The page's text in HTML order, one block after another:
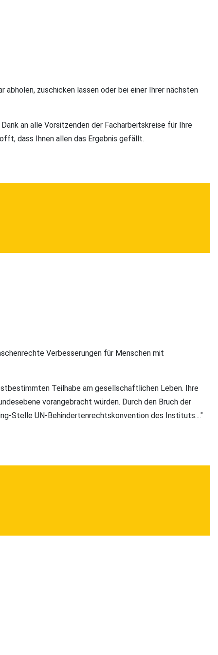
abholen, zuschicken lassen oder bei einer Ihrer nächsten
an alle Vorsitzenden der Facharbeitskreise für Ihre
dass Ihnen allen das Ergebnis gefällt.
Verbesserungen für Menschen mit
Teilhabe am gesellschaftlichen Leben. Ihre
vorangebracht würden. Durch den Bruch der
Stelle UN-Behindertenrechtskonvention des Instituts...."